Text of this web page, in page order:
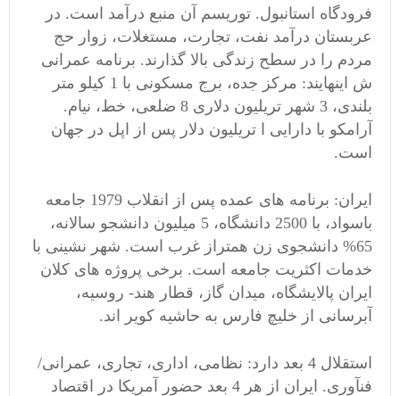
فرودگاه استانبول. توریسم آن منبع درآمد است. در
عربستان درآمد نفت، تجارت، مستغلات، زوار حج
مردم را در سطح زندگی بالا گذارند. برنامه عمرانی
ش اینهایند: مرکز جده، برج مسکونی با 1 کیلو متر
بلندی، 3 شهر تریلیون دلاری 8 ضلعی، خط، نیام.
آرامکو با دارایی ا تریلیون دلار پس از اپل در جهان
است.
ایران: برنامه های عمده پس از انقلاب 1979 جامعه
باسواد، با 2500 دانشگاه، 5 میلیون دانشجو سالانه،
65% دانشجوی زن همتراز غرب است. شهر نشینی با
خدمات اکثریت جامعه است. برخی پروژه های کلان
ایران پالایشگاه، میدان گاز، قطار هند- روسیه،
آبرسانی از خلیچ فارس به حاشیه کویر اند.
استقلال 4 بعد دارد: نظامی، اداری، تجاری، عمرانی/
فنآوری. ایران از هر 4 بعد حضور آمریکا در اقتصاد